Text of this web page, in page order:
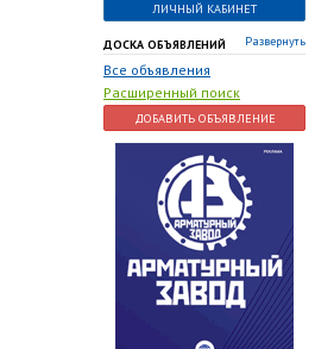
ЛИЧНЫЙ КАБИНЕТ
ДОСКА ОБЪЯВЛЕНИЙ Развернуть
Все объявления
Расширенный поиск
ДОБАВИТЬ ОБЪЯВЛЕНИЕ